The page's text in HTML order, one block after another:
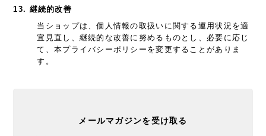
13. 継続的改善
当ショップは、個人情報の取扱いに関する運用状況を適
宜見直し、継続的な改善に努めるものとし、必要に応じ
て、本プライバシーポリシーを変更することがありま
す。
メールマガジンを受け取る